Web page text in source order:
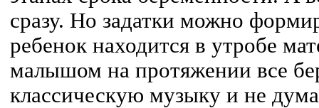
сразу. Но задатки можно
ребенок находится в утробе
малышом на протяжении все
классическую музыку и не